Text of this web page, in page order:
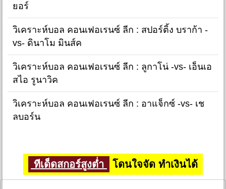
ยอร์
วิเคราะห์บอล คอนเฟอเรนซ์ ลีก : สปอร์ติ้ง บราก้า -
vs- ดินาโม มินส์ค
วิเคราะห์บอล คอนเฟอเรนซ์ ลีก : ลูกาโน่ -vs- เอ็นเอ
สไอ รูนาวิค
วิเคราะห์บอล คอนเฟอเรนซ์ ลีก : อาแจ็กซ์ -vs- เช
ลบอร์น
ทีเด็ดสกอร์สูงต่ำ โดนใจจัด ทำเงินได้